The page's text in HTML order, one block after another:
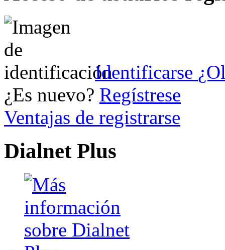
Identificarse
¿Es nuevo? Regístrese
Ventajas de registrarse
Dialnet Plus